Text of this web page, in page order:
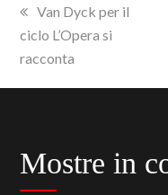
previous
post:
Van Dyck per il
ciclo L’Opera si
racconta
Mostre in